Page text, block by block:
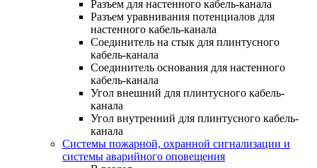
Разъем для настенного кабель-канала
Разъем уравнивания потенциалов для
настенного кабель-канала
Соединитель на стык для плинтусного
кабель-канала
Соединитель основания для настенного
кабель-канала
Угол внешний для плинтусного кабель-
канала
Угол внутренний для плинтусного кабель-
канала
Системы пожарной, охранной сигнализации и
системы аварийного оповещения